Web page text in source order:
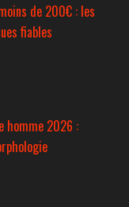
de 200€ : les
fiables
homme 2026 :